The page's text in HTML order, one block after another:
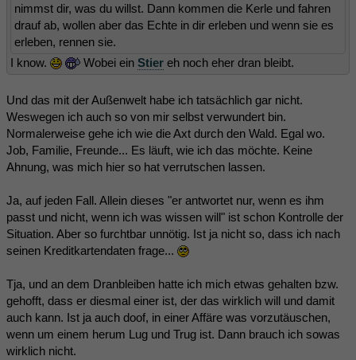
nimmst dir, was du willst. Dann kommen die Kerle und fahren
drauf ab, wollen aber das Echte in dir erleben und wenn sie es
erleben, rennen sie.
I know.
Wobei ein Stier eh noch eher dran bleibt.
Und das mit der Außenwelt habe ich tatsächlich gar nicht.
Weswegen ich auch so von mir selbst verwundert bin.
Normalerweise gehe ich wie die Axt durch den Wald. Egal wo.
Job, Familie, Freunde... Es läuft, wie ich das möchte. Keine
Ahnung, was mich hier so hat verrutschen lassen.
Ja, auf jeden Fall. Allein dieses "er antwortet nur, wenn es ihm
passt und nicht, wenn ich was wissen will" ist schon Kontrolle der
Situation. Aber so furchtbar unnötig. Ist ja nicht so, dass ich nach
seinen Kreditkartendaten frage...
Tja, und an dem Dranbleiben hatte ich mich etwas gehalten bzw.
gehofft, dass er diesmal einer ist, der das wirklich will und damit
auch kann. Ist ja auch doof, in einer Affäre was vorzutäuschen,
wenn um einem herum Lug und Trug ist. Dann brauch ich sowas
wirklich nicht.